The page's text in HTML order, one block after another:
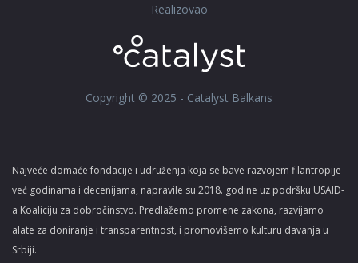
Realizovao
Copyright © 2025 - Catalyst Balkans
Najveće domaće fondacije i udruženja koja se bave razvojem filantropije
već godinama i decenijama, napravile su 2018. godine uz podršku USAID-
a Koaliciju za dobročinstvo. Predlažemo promene zakona, razvijamo
alate za doniranje i transparentnost, i promovišemo kulturu davanja u
Srbiji.